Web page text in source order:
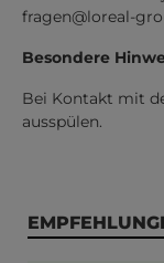
fragen@loreal-
Besondere
Bei Kontakt mit
ausspülen.